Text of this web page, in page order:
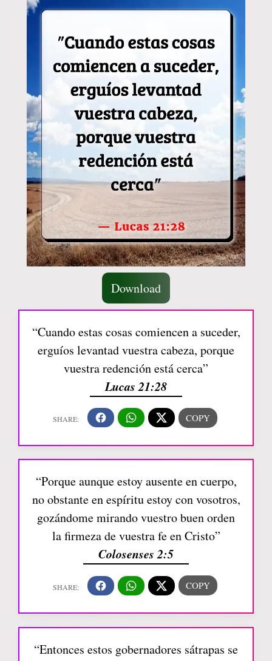
Download
“Cuando estas cosas comiencen a suceder,
erguíos levantad vuestra cabeza, porque
vuestra redención está cerca”
Lucas 21:28
“Porque aunque estoy ausente en cuerpo,
no obstante en espíritu estoy con vosotros,
gozándome mirando vuestro buen orden
la firmeza de vuestra fe en Cristo”
Colosenses 2:5
“Entonces estos gobernadores sátrapas se